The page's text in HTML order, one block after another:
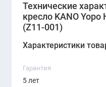
работы в течение
комплектующие
Технические
кресло KANO Yopo
(Z11-001)
Характеристики
Гарантия
5 лет